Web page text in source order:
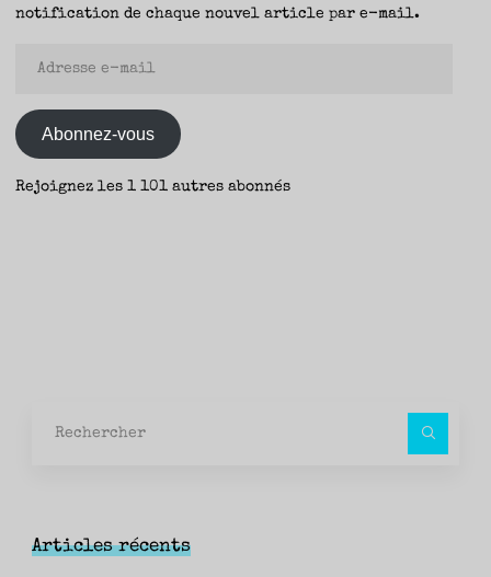
notification de chaque nouvel article par e-mail.
mail
Abonnez-vous
Rejoignez les 1 101 autres abonnés
Articles récents